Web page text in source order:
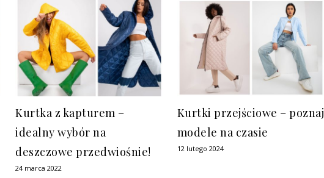
Kurtka z kapturem –
idealny wybór na
deszczowe przedwiośnie!
24 marca 2022
Kurtki przejściowe – poznaj
modele na czasie
12 lutego 2024